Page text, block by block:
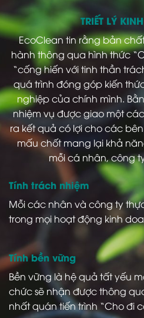
TRIẾT LÝ
EcoClean tin rằng bản
hành thông qua hình thức
“cống hiến với tinh thần
quá trình đóng góp kiến
nghiệp của chính mình.
nhiệm vụ được giao một
ra kết quả có lợi cho các
mấu chốt mang lại khả
mỗi cá nhân, công
Tính trách nhiệm
Mỗi các nhân và công ty
trong mọi hoạt động kinh
Tính bền vững
Bền vững là hệ quả tất yếu
chức sẽ nhận được thông
nhất quán tiến trình “Cho đi